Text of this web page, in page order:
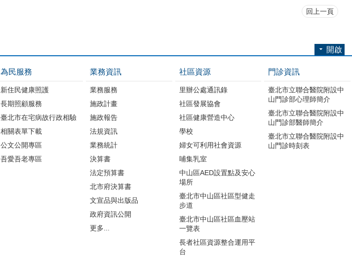
回上一頁
開啟
為民服務
新住民健康照護
長期照顧服務
臺北市在宅病故行政相驗
相關表單下載
公文公開專區
吾愛吾老專區
業務資訊
業務服務
施政計畫
施政報告
法規資訊
業務統計
決算書
法定預算書
北市府決算書
文宣品與出版品
政府資訊公開
更多...
社區資源
里辦公處通訊錄
社區發展協會
社區健康營造中心
學校
婦女可利用社會資源
哺集乳室
中山區AED設置點及安心
場所
臺北市中山區社區型健走
步道
臺北市中山區社區血壓站
一覽表
長者社區資源整合運用平
台
門診資訊
臺北市立聯合醫院附設中
山門診部心理師簡介
臺北市立聯合醫院附設中
山門診部醫師簡介
臺北市立聯合醫院附設中
山門診時刻表